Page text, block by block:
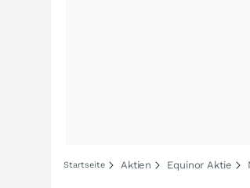
Startseite Aktien Equinor Aktie